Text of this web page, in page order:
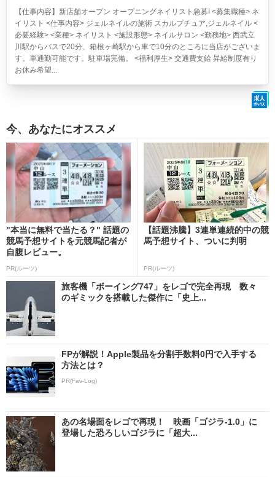
【仕事内容】新店舗オープン オープニングネイリスト急募! <募集職種> ネ
イリスト <仕事内容> ジェルネイルの施術 スカルプチュア,ジェルネイル <
必要経験> <業種> ネイリスト <施設形態> ネイルサロン <勤務地> 西武立
川駅からバスで20分、箱根ヶ崎駅から車で10分のところに当店がございま
す。車通勤可能です。駐車場完備。 <福利厚生> 交通費支給 昇給制度有り
お休み希望...
今、あなたにオススメ
"本当に無料で当たる？" 話題の
競馬予想サイトを元競馬記者が
自腹レビュー。
PR(ルーツ)
【話題沸騰】3連単連続的中の競
馬予想サイト、ついに判明
PR(ルーツ)
旅客機「ボーイング747」をレゴで完全再現 数々
のギミックを搭載した傑作に「史上...
FPが解説！Apple製品を分割手数料0円で入手する
方法とは？
PR(Fav-Log)
あの名場面をレゴで再現！ 映画「ゴジラ-1.0」に
登場した恐ろしいゴジラに「超大...